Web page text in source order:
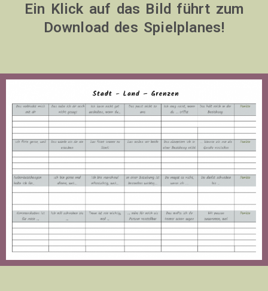
Ein Klick auf das Bild führt zum
Download des Spielplanes!